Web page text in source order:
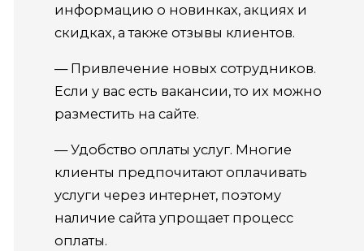
информацию о новинках, акциях и
скидках, а также отзывы клиентов.
— Привлечение новых сотрудников.
Если у вас есть вакансии, то их можно
разместить на сайте.
— Удобство оплаты услуг. Многие
клиенты предпочитают оплачивать
услуги через интернет, поэтому
наличие сайта упрощает процесс
оплаты.